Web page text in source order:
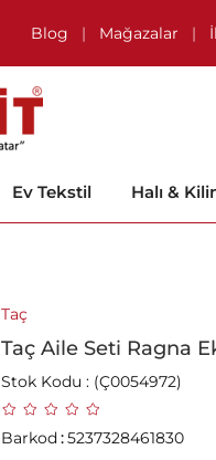
Blog | Mağazalar |
Ev Tekstil Halı &
Taç
Taç Aile Seti Ragna
Stok Kodu (Ç0054972)
Barkod:5237328461830